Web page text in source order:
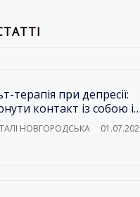
терапія при депресії:
контакт із собою і
НОВГОРОДСЬКА
01.07.202